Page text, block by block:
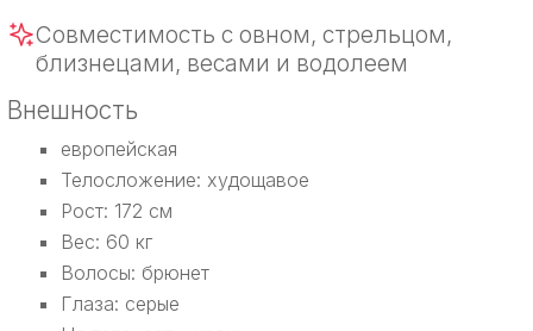
Совместимость с овном, стрельцом,
близнецами, весами и водолеем
Внешность
европейская
Телосложение: худощавое
Рост: 172 см
Вес: 60 кг
Волосы: брюнет
Глаза: серые